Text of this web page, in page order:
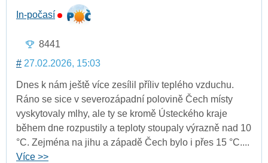
In-počasí
8441
# 27.02.2026, 15:03
Dnes k nám ještě více zesílil příliv teplého vzduchu.
Ráno se sice v severozápadní polovině Čech místy
vyskytovaly mlhy, ale ty se kromě Ústeckého kraje
během dne rozpustily a teploty stoupaly výrazně nad 10
°C. Zejména na jihu a západě Čech bylo i přes 15 °C....
Více >>